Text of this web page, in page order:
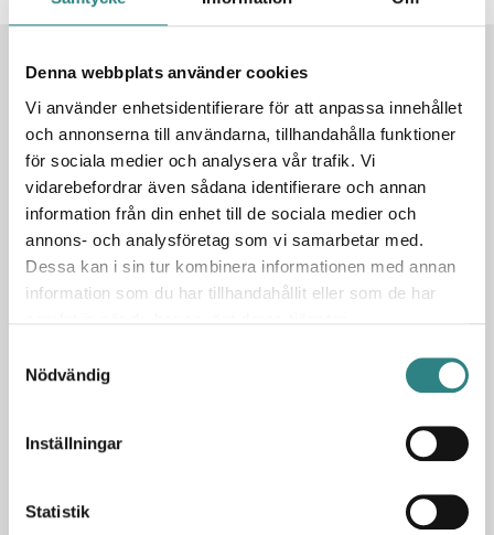
Denna webbplats använder cookies
Vi använder enhetsidentifierare för att anpassa innehållet
och annonserna till användarna, tillhandahålla funktioner
för sociala medier och analysera vår trafik. Vi
vidarebefordrar även sådana identifierare och annan
information från din enhet till de sociala medier och
annons- och analysföretag som vi samarbetar med.
Dessa kan i sin tur kombinera informationen med annan
information som du har tillhandahållit eller som de har
Nödvändig
Inställningar
Statistik
Relaterade artiklar
Worldline